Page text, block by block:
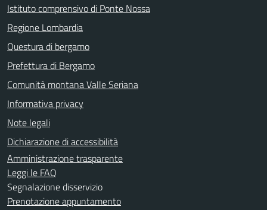
Istituto comprensivo di Ponte Nossa
Regione Lombardia
Questura di bergamo
Prefettura di Bergamo
Comunità montana Valle Seriana
Informativa privacy
Note legali
Dichiarazione di accessibilità
Amministrazione trasparente
Leggi le FAQ
Segnalazione disservizio
Prenotazione appuntamento